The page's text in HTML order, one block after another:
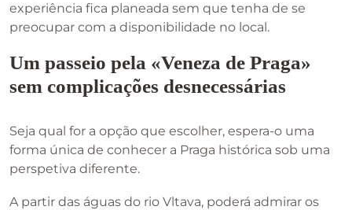
experiência fica planeada sem que tenha de se
preocupar com a disponibilidade no local.
Um passeio pela «Veneza de Praga»
sem complicações desnecessárias
Seja qual for a opção que escolher, espera-o uma
forma única de conhecer a Praga histórica sob uma
perspetiva diferente.
A partir das águas do rio Vltava, poderá admirar os